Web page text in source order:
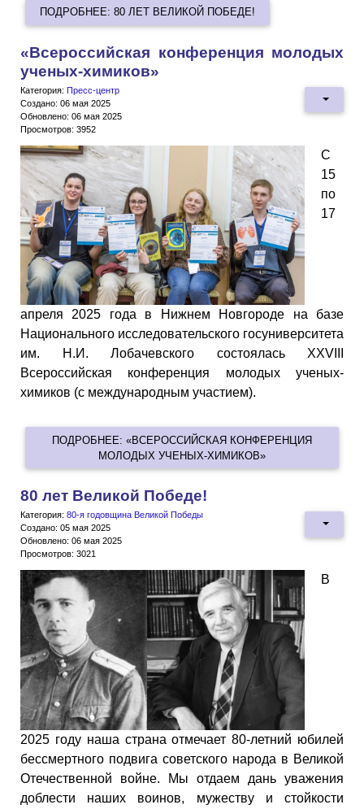
ПОДРОБНЕЕ: 80 ЛЕТ ВЕЛИКОЙ ПОБЕДЕ!
«Всероссийская конференция молодых
ученых-химиков»
Категория: Пресс-центр
Создано: 06 мая 2025
Обновлено: 06 мая 2025
Просмотров: 3952
С
15
по
17
апреля 2025 года в Нижнем Новгороде на базе
Национального исследовательского госуниверситета
им. Н.И. Лобачевского состоялась XXVIII
Всероссийская конференция молодых ученых-
химиков (с международным участием).
ПОДРОБНЕЕ: «ВСЕРОССИЙСКАЯ КОНФЕРЕНЦИЯ
МОЛОДЫХ УЧЕНЫХ-ХИМИКОВ»
80 лет Великой Победе!
Категория: 80-я годовщина Великой Победы
Создано: 05 мая 2025
Обновлено: 06 мая 2025
Просмотров: 3021
В
2025 году наша страна отмечает 80-летний юбилей
бессмертного подвига советского народа в Великой
Отечественной войне. Мы отдаем дань уважения
доблести наших воинов, мужеству и стойкости